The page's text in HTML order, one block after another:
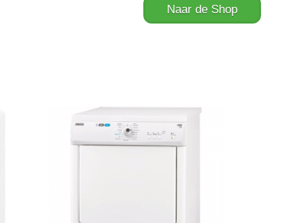
Naar de Shop